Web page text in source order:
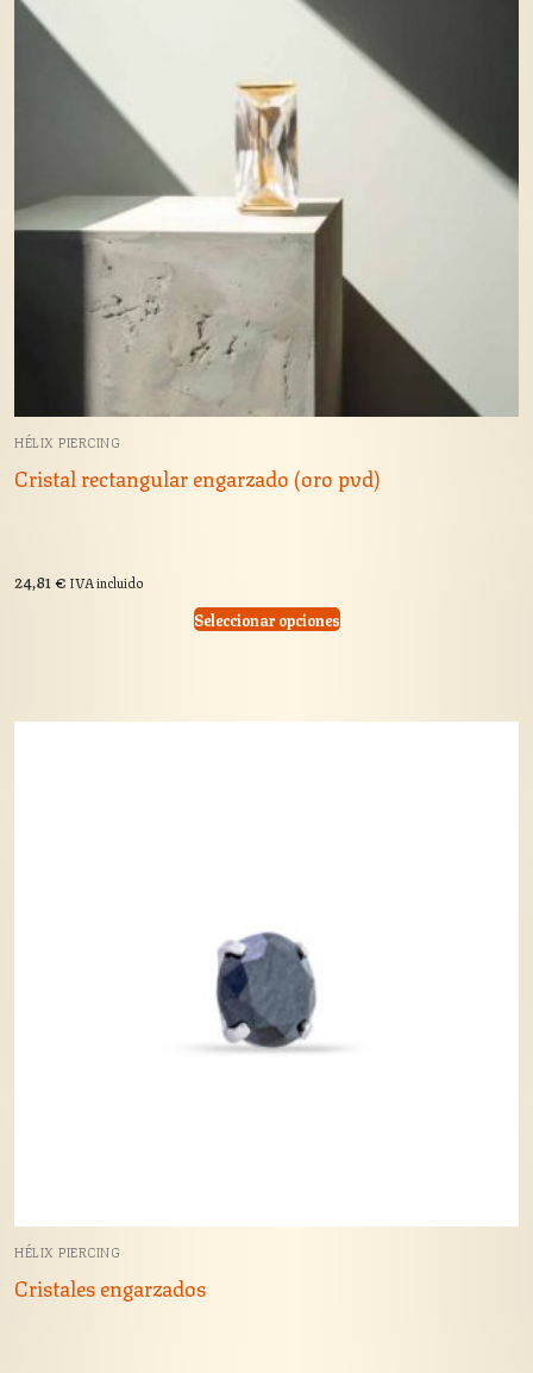
HÉLIX PIERCING
Cristal rectangular engarzado (oro pvd)
24,81€ IVA incluido
Seleccionar opciones
HÉLIX PIERCING
Cristales engarzados